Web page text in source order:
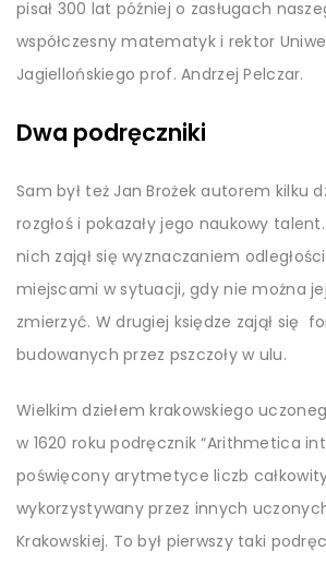
pisał 300 lat później o zasługach
współczesny matematyk i rektor
Jagiellońskiego prof. Andrzej Pelczar.
Dwa podręczniki
Sam był też Jan Brożek autorem kilku
rozgłoś i pokazały jego naukowy
nich zajął się wyznaczaniem
miejscami w sytuacji, gdy nie można
zmierzyć. W drugiej księdze zajął się
budowanych przez pszczoły w ulu.
Wielkim dziełem krakowskiego
w 1620 roku podręcznik “Arithmetica
poświęcony arytmetyce liczb
wykorzystywany przez innych
Krakowskiej. To był pierwszy taki